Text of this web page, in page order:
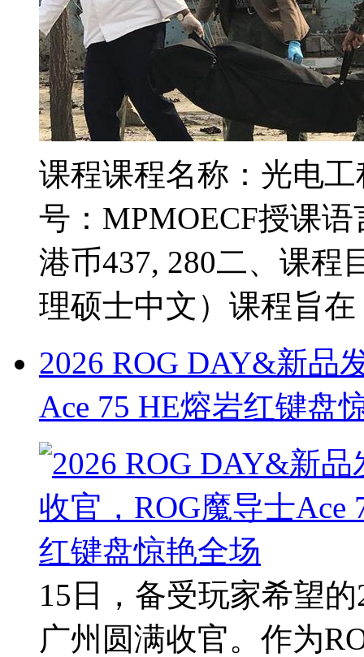
课程课程名称：光电
号：MPMOECF授课
港币437, 280二、课程
理硕士中文）课程旨在
2026 ROG DAY&新品
Ace 75 HE熔岩红键盘
15日，备受玩家希望
广州圆满收官。作为